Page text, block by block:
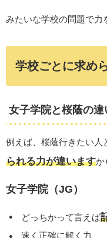
みたいな学校の問題で力
学校ごとに求め
女子学院と桜蔭の違
例えば、桜蔭行きたい人
られる力が違いますか
女子学院（JG）
どっちかって言えば
速く正確に解く力